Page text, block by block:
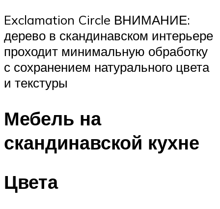
Exclamation Circle ВНИМАНИЕ:
дерево в скандинавском интерьере
проходит минимальную обработку
с сохранением натурального цвета
и текстуры
Мебель на
скандинавской кухне
Цвета